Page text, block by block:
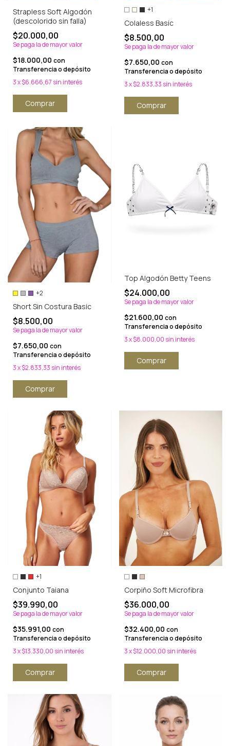
Strapless Soft Algodón
(descolorido sin falla)
$20.000,00
Se paga la de mayor valor
$18.000,00 con
Transferencia o depósito
3x$6.666,67 sin interés
Comprar
+1
Colaless Basic
$8.500,00
Se paga la de mayor valor
$7.650,00 con
Transferencia o depósito
3x$2.833,33 sin interés
Comprar
+2
Short Sin Costura Basic
$8.500,00
Se paga la de mayor valor
$7.650,00 con
Transferencia o depósito
3x$2.833,33 sin interés
Comprar
Top Algodón Betty Teens
$24.000,00
Se paga la de mayor valor
$21.600,00 con
Transferencia o depósito
3x$8.000,00 sin interés
Comprar
+1
Conjunto Taiana
$39.990,00
Se paga la de mayor valor
$35.991,00 con
Transferencia o depósito
3x$13.330,00 sin interés
Comprar
Corpiño Soft Microfibra
$36.000,00
Se paga la de mayor valor
$32.400,00 con
Transferencia o depósito
3x$12.000,00 sin interés
Comprar